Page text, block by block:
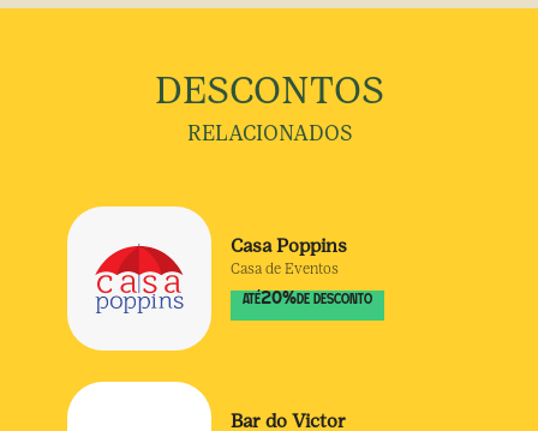
DESCONTOS
RELACIONADOS
Casa Poppins
Casa de Eventos
ATÉ20% DE DESCONTO
Bar do Victor